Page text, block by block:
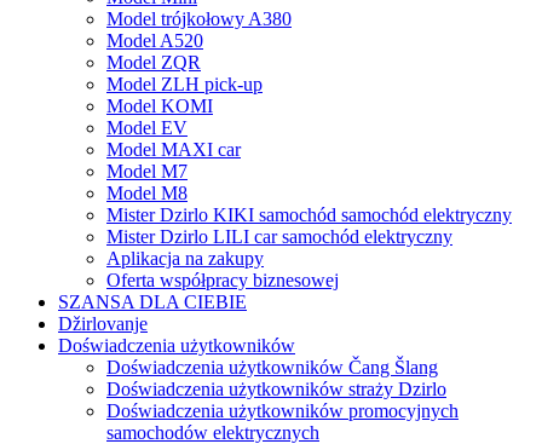
Model trójkołowy A380
Model A520
Model ZQR
Model ZLH pick-up
Model KOMI
Model EV
Model MAXI car
Model M7
Model M8
Mister Dzirlo KIKI samochód samochód elektryczny
Mister Dzirlo LILI car samochód elektryczny
Aplikacja na zakupy
Oferta współpracy biznesowej
SZANSA DLA CIEBIE
Džirlovanje
Doświadczenia użytkowników
Doświadczenia użytkowników Čang Šlang
Doświadczenia użytkowników straży Dzirlo
Doświadczenia użytkowników promocyjnych
samochodów elektrycznych